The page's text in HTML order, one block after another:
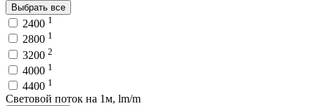
Выбрать все
2400 1
2800 1
3200 2
4000 1
4400 1
Световой поток на 1м, lm/m